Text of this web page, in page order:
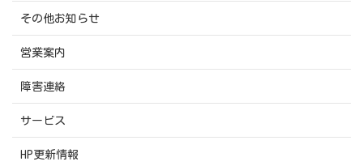
その他お知らせ
営業案内
障害連絡
サービス
HP更新情報